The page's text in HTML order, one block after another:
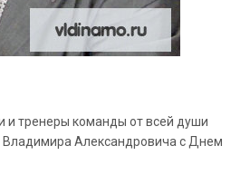
и тренеры команды от всей души
Александровича с Днем